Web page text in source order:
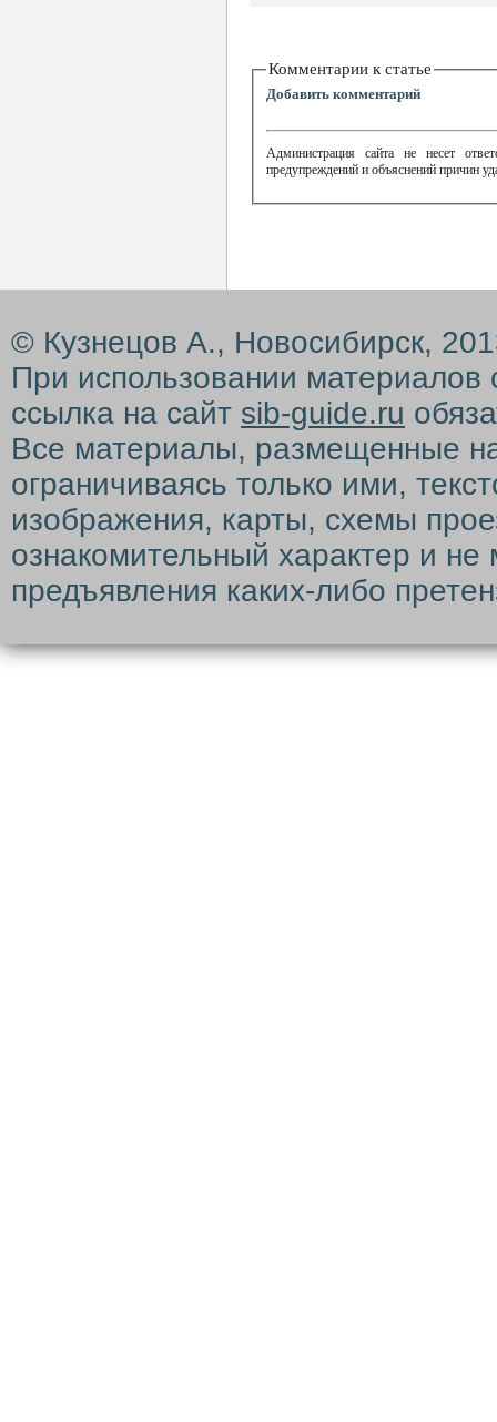
Комментарии к статье
Добавить комментарий
Администрация сайта не несет
предупреждений и объяснений причин
© Кузнецов А., Новосибирск,
При использовании материалов
ссылка на сайт sib-guide.ru
Все материалы, размещенные
ограничиваясь только ими,
изображения, карты, схемы
ознакомительный характер и
предъявления каких-либо